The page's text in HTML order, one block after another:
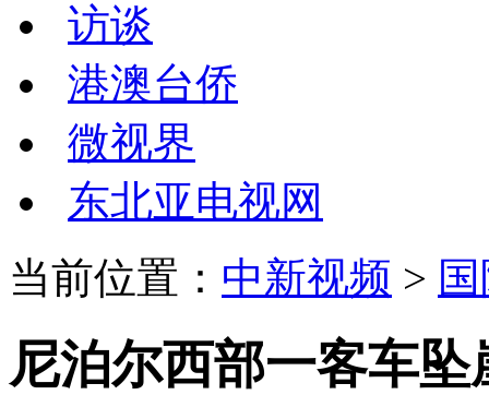
访谈
港澳台侨
微视界
东北亚电视网
当前位置： 中新视频 >
尼泊尔西部一客车坠